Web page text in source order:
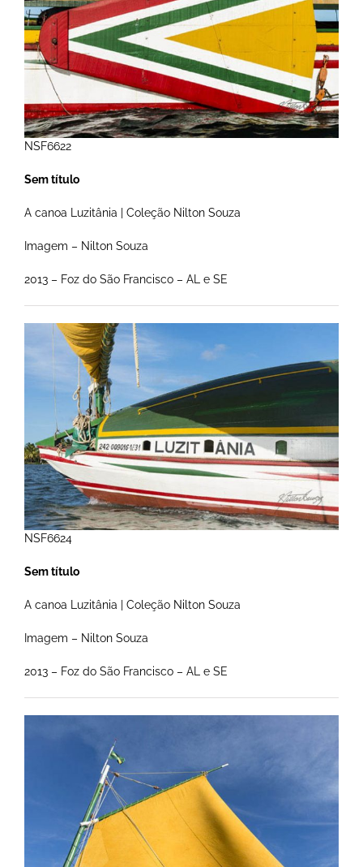
NSF6622
Sem título
A canoa Luzitânia | Coleção Nilton Souza
Imagem – Nilton Souza
2013 – Foz do São Francisco – AL e SE
NSF6624
Sem título
A canoa Luzitânia | Coleção Nilton Souza
Imagem – Nilton Souza
2013 – Foz do São Francisco – AL e SE